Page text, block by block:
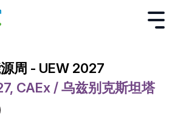
周 - UEW 2027
CAEx / 乌兹别克斯坦塔